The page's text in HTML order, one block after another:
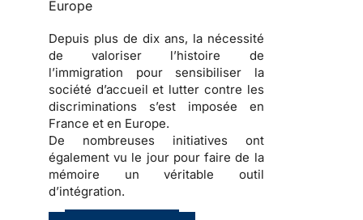
Europe
Depuis plus de dix ans, la nécessité
de valoriser l’histoire de
l’immigration pour sensibiliser la
société d’accueil et lutter contre les
discriminations s’est imposée en
France et en Europe.
De nombreuses initiatives ont
également vu le jour pour faire de la
mémoire un véritable outil
d’intégration.